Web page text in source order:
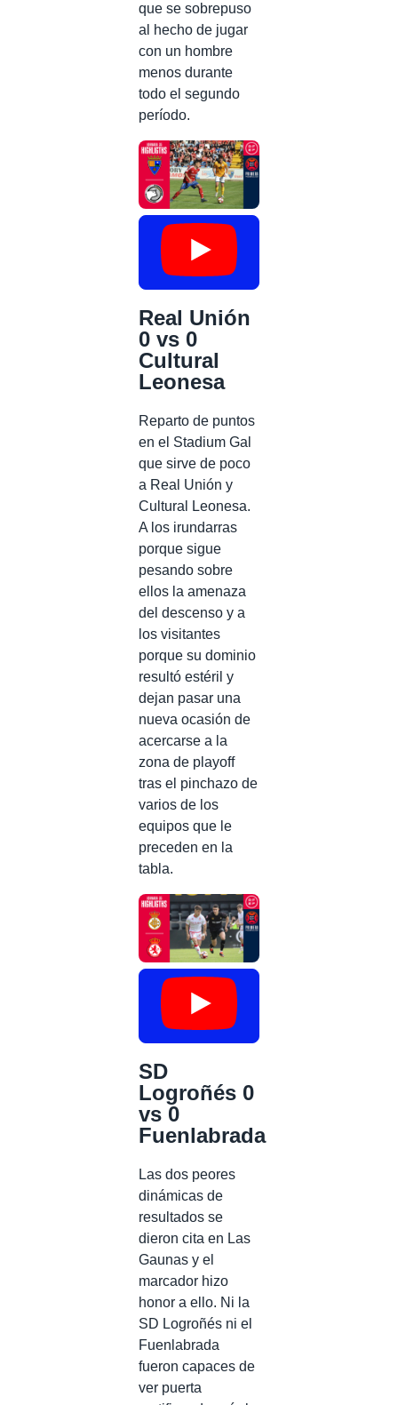
que se sobrepuso
al hecho de jugar
con un hombre
menos durante
todo el segundo
período.
Real Unión
0 vs 0
Cultural
Leonesa
Reparto de puntos
en el Stadium Gal
que sirve de poco
a Real Unión y
Cultural Leonesa.
A los irundarras
porque sigue
pesando sobre
ellos la amenaza
del descenso y a
los visitantes
porque su dominio
resultó estéril y
dejan pasar una
nueva ocasión de
acercarse a la
zona de playoff
tras el pinchazo de
varios de los
equipos que le
preceden en la
tabla.
SD
Logroñés 0
vs 0
Fuenlabrada
Las dos peores
dinámicas de
resultados se
dieron cita en Las
Gaunas y el
marcador hizo
honor a ello. Ni la
SD Logroñés ni el
Fuenlabrada
fueron capaces de
ver puerta